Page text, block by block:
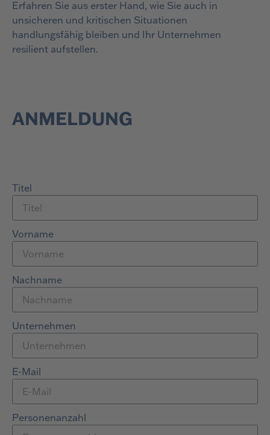
Erfahren Sie aus erster Hand, wie Sie auch in
unsicheren und kritischen Situationen
handlungsfähig bleiben und Ihr Unternehmen
resilient aufstellen.
ANMELDUNG
Titel
Vorname
Nachname
Unternehmen
E-Mail
Personenanzahl